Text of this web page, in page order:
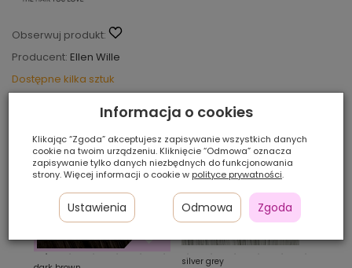
Obserwuj produkt:
Producent: Ellen Wille
Dostępne kilka sztuk
WYBIERZ KOLOR:
silver grey
Informacja o cookies
Klikając “Zgoda” akceptujesz zapisywanie wszystkich danych
cookie na twoim urządzeniu. Kliknięcie “Odmowa” oznacza
zapisywanie tylko danych niezbędnych do funkcjonowania
strony. Więcej informacji o cookie w polityce prywatności.
Ustawienia Odmowa Zgoda